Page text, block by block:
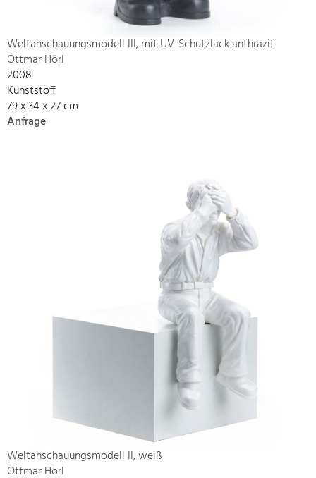
Weltanschauungsmodell III, mit UV-Schutzlack anthrazit
Ottmar Hörl
2008
Kunststoff
79 x 34 x 27 cm
Anfrage
Weltanschauungsmodell II, weiß
Ottmar Hörl